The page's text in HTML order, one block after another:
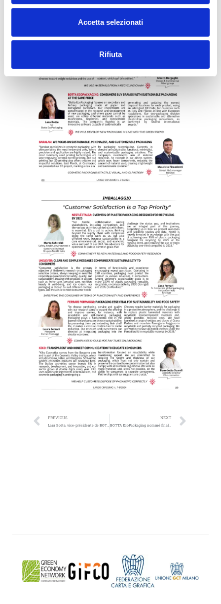
Accetta selezionati
Rifiuta
PREVIOUS
Lara Botta, vice-présidente de BOTTA EcoPackaging, parle des réglementations européennes et des solutions de développement durable dans une interview sur l’emballage et l’étiquetage
NEXT
BOTTA EcoPackaging nommé finaliste des Sustainability Awards 2024